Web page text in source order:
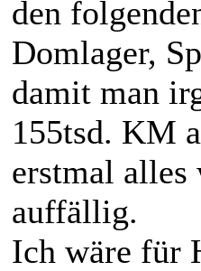
den
Domlager,
damit man
155tsd. KM
erstmal alles
auffällig.
Ich wäre für